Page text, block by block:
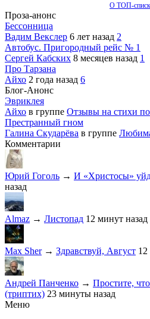
О ТОП-
Проза-анонс
Бессонница
Вадим Векслер 6 лет назад 2
Автобус. Пригородный рейс № 1
Сергей Кабских 8 месяцев назад 1
Про Тарзана
Айхо 2 года назад 6
Блог-Анонс
Эвриклея
Айхо в группе Отзывы на стихи
Престранный гном
Галина Скударёва в группе
Комментарии
Юрий Гоголь → И «Христосы»
назад
Almaz → Листопад 12 минут назад
Max Sher→ Здравствуй, Август 12
Андрей Панченко → Простите,
(триптих) 23 минуты назад
Меню